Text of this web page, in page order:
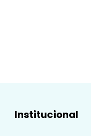
Institucional